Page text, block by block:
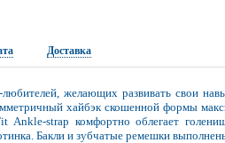
Доставка
желающих развивать свои
хайбэк скошенной формы
Ankle-strap комфортно облегает
Бакли и зубчатые ремешки